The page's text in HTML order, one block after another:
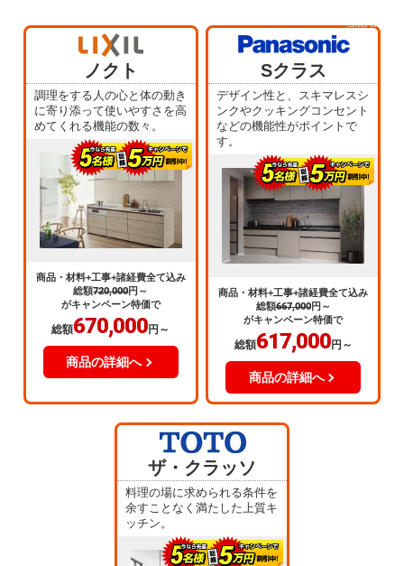
ノクト
調理をする人の心と体の動き
に寄り添って使いやすさを高
めてくれる機能の数々。
商品・材料+工事+諸経費全て込み
総額720,000円～
がキャンペーン特価で
総額670,000円～
商品の詳細へ
Sクラス
デザイン性と、スキマレスシ
ンクやクッキングコンセント
などの機能性がポイントで
す。
商品・材料+工事+諸経費全て込み
総額667,000円～
がキャンペーン特価で
総額617,000円～
商品の詳細へ
ザ・クラッソ
料理の場に求められる条件を
余すことなく満たした上質キ
ッチン。